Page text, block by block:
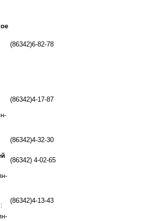
(86342)6-82-78
(86342)4-17-87
(86342)4-32-30
(86342) 4-02-65
:
(86342)4-13-43